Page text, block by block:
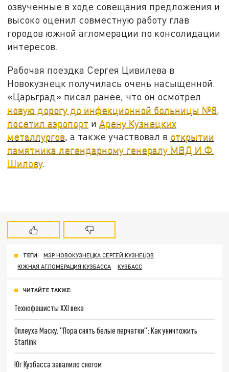
озвученные в ходе совещания предложения и
высоко оценил совместную работу глав
городов южной агломерации по консолидации
интересов.
Рабочая поездка Сергея Цивилева в
Новокузнецк получилась очень насыщенной.
«Царьград» писал ранее, что он осмотрел
новую дорогу до инфекционной больницы №8,
посетил аэропорт иАрену Кузнецких
металлургов, а также участвовал в открытии
памятника легендарному генералу МВД И.Ф.
Шилову.
ТЕГИ:
МЭР НОВОКУЗНЕЦКА СЕРГЕЙ КУЗНЕЦОВ
ЮЖНАЯ АГЛОМЕРАЦИЯ КУЗБАССА
КУЗБАСС
ЧИТАЙТЕ ТАКЖЕ:
Технофашисты XXI века
Оплеуха Маску. "Пора снять белые перчатки": Как уничтожить
Starlink
Юг Кузбасса завалило снегом